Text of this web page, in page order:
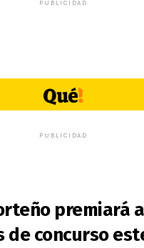
PUBLICIDAD
PUBLICIDAD
premiará
de concurso